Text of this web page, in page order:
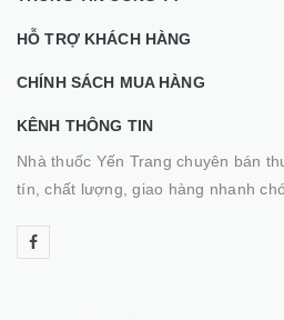
HỖ TRỢ KHÁCH HÀNG
CHÍNH SÁCH MUA HÀNG
KÊNH THÔNG TIN
Nhà thuốc Yến Trang chuyên bán
tín, chất lượng, giao hàng nhanh